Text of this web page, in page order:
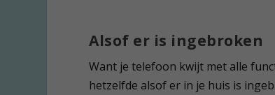
Alsof er is ingebroken
Want je telefoon kwijt met alle
hetzelfde alsof er in je huis is